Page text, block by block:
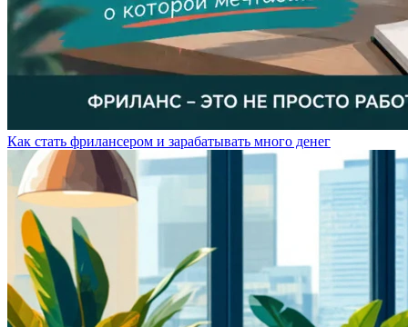
Как стать фрилансером и зарабатывать много денег